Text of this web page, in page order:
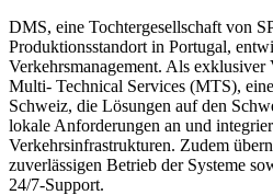
DMS, eine Tochtergesellschaft von
Produktionsstandort in Portugal,
Verkehrsmanagement. Als exklusiver
Multi- Technical Services (MTS),
Schweiz, die Lösungen auf den
lokale Anforderungen an und
Verkehrsinfrastrukturen. Zudem
zuverlässigen Betrieb der Systeme
24/7-Support.